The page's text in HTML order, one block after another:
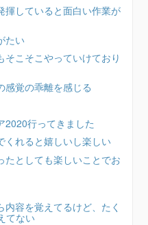
揮していると面白い作業が
たい
そこそこやっていけており
感覚の乖離を感じる
2020行ってきました
くれると嬉しいし楽しい
たとしても楽しいことでお
容を覚えてるけど、たく
てない